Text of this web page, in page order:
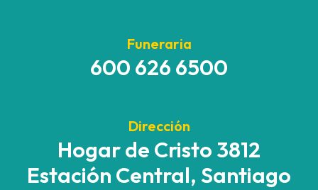
Funeraria
600 626 6500
Dirección
Hogar de Cristo 3812
Estación Central, Santiago